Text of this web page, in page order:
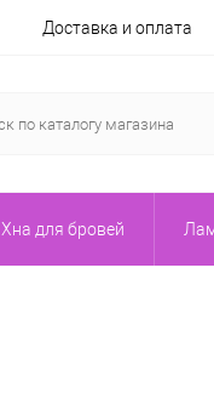
Доставка и оплата
Хна для бровей